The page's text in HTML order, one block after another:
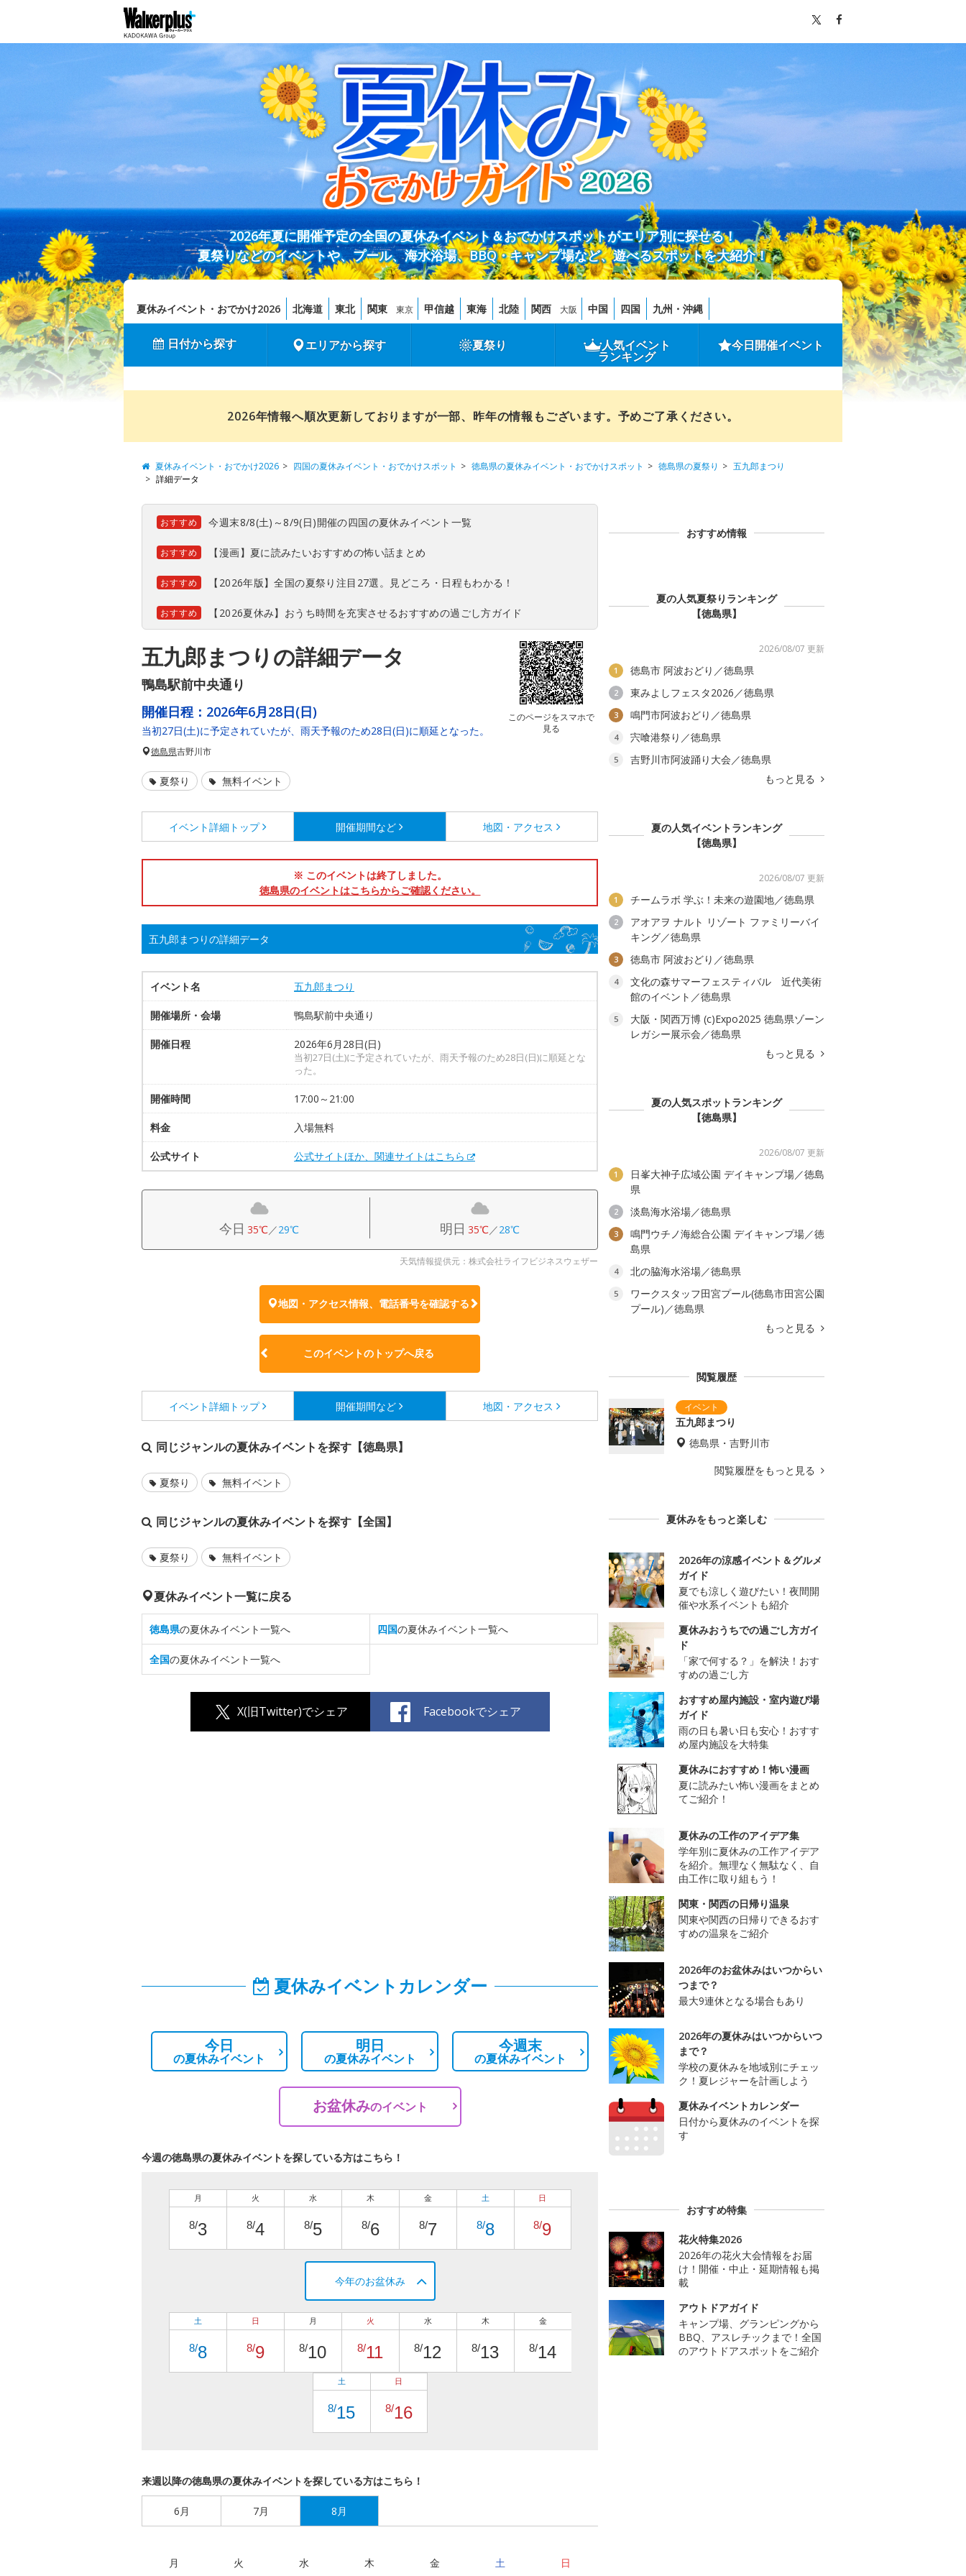
2026年夏に開催予定の全国の夏休みイベント＆おでかけスポットがエリア別に探せる！
夏祭りなどのイベントや、プール、海水浴場、BBQ・キャンプ場など、遊べるスポットを大紹介！
夏休みイベント・おでかけ2026 北海道 東北 関東 東京 甲信越 東海 北陸 関西 大阪 中国 四国 九州・沖縄
日付から探す エリアから探す 夏祭り 人気イベント
ランキング
今日開催イベント
2026年情報へ順次更新しておりますが一部、昨年の情報もございます。予めご了承ください。
夏休みイベント・おでかけ2026 四国の夏休みイベント・おでかけスポット 徳島県の夏休みイベント・おでかけスポット 徳島県の夏祭り
五九郎まつり
詳細データ
おすすめ 今週末8/8(土)～8/9(日)開催の四国の夏休みイベント一覧
おすすめ 【漫画】夏に読みたいおすすめの怖い話まとめ
おすすめ 【2026年版】全国の夏祭り注目27選。見どころ・日程もわかる！
おすすめ 【2026夏休み】おうち時間を充実させるおすすめの過ごし方ガイド
五九郎まつりの詳細データ
鴨島駅前中央通り
このページをスマホで
見る
開催日程： 2026年6月28日(日)
当初27日(土)に予定されていたが、雨天予報のため28日(日)に順延となった。
徳島県吉野川市
夏祭り 無料イベント
イベント詳細 トップ 開催期間など 地図・アクセス
※ このイベントは終了しました。
徳島県のイベントはこちらからご確認ください。
五九郎まつりの詳細データ
イベント名 五九郎まつり
開催場所・会場 鴨島駅前中央通り
開催日程 2026年6月28日(日)
当初27日(土)に予定されていたが、雨天予報のため28日(日)に順延とな
った。
開催時間 17:00～21:00
料金 入場無料
公式サイト 公式サイトほか、関連サイトはこちら
今日 35℃／29℃ 明日 35℃／28℃
天気情報提供元：株式会社ライフビジネスウェザー
地図・アクセス情報、電話番号を確認する
このイベントのトップへ戻る
イベント詳細 トップ 開催期間など 地図・アクセス
同じジャンルの夏休みイベントを探す【徳島県】
夏祭り 無料イベント
同じジャンルの夏休みイベントを探す【全国】
夏祭り 無料イベント
夏休みイベント一覧に戻る
徳島県の夏休みイベント一覧へ 四国の夏休みイベント一覧へ
全国の夏休みイベント一覧へ
X(旧Twitter)でシェア Facebookでシェア
夏休みイベントカレンダー
今日
の夏休みイベント
明日
の夏休みイベント
今週末
の夏休みイベント
お盆休みのイベント
今週の徳島県の夏休みイベントを探している方はこちら！
月
8/3
火
8/4
水
8/5
木
8/6
金
8/7
土
8/8
日
8/9
今年のお盆休み
土
8/8
日
8/9
月
8/10
火
8/11
水
8/12
木
8/13
金
8/14
土
8/15
日
8/16
来週以降の徳島県の夏休みイベントを探している方はこちら！
6月 7月 8月
月 火 水 木 金 土 日
おすすめ情報
夏の人気夏祭りランキング
【徳島県】
2026/08/07 更新
1 徳島市 阿波おどり／徳島県
2 東みよしフェスタ2026／徳島県
3 鳴門市阿波おどり／徳島県
4 宍喰港祭り／徳島県
5
吉野川市阿波踊り大会／徳島県
もっと見る
夏の人気イベントランキング
【徳島県】
2026/08/07 更新
1 チームラボ 学ぶ！未来の遊園地／徳島県
2
アオアヲ ナルト リゾート ファミリーバイ
キング／徳島県
3 徳島市 阿波おどり／徳島県
4
文化の森サマーフェスティバル 近代美術
館のイベント／徳島県
5
大阪・関西万博 (c)Expo2025 徳島県ゾーン
レガシー展示会／徳島県
もっと見る
夏の人気スポットランキング
【徳島県】
2026/08/07 更新
1
日峯大神子広域公園 デイキャンプ場／徳島
県
2 淡島海水浴場／徳島県
3
鳴門ウチノ海総合公園 デイキャンプ場／徳
島県
4 北の脇海水浴場／徳島県
5
ワークスタッフ田宮プール(徳島市田宮公園
プール)／徳島県
もっと見る
閲覧履歴
五九郎まつり
徳島県・吉野川市
閲覧履歴をもっと見る
夏休みをもっと楽しむ
2026年の涼感イベント＆グルメ
ガイド
夏でも涼しく遊びたい！夜間開
催や水系イベントも紹介
夏休みおうちでの過ごし方ガイ
ド
「家で何する？」を解決！おす
すめの過ごし方
おすすめ屋内施設・室内遊び場
ガイド
雨の日も暑い日も安心！おすす
め屋内施設を大特集
夏休みにおすすめ！怖い漫画
夏に読みたい怖い漫画をまとめ
てご紹介！
夏休みの工作のアイデア集
学年別に夏休みの工作アイデア
を紹介。無理なく無駄なく、自
由工作に取り組もう！
関東・関西の日帰り温泉
関東や関西の日帰りできるおす
すめの温泉をご紹介
2026年のお盆休みはいつからい
つまで？
最大9連休となる場合もあり
2026年の夏休みはいつからいつ
まで？
学校の夏休みを地域別にチェッ
ク！夏レジャーを計画しよう
夏休みイベントカレンダー
日付から夏休みのイベントを探
す
おすすめ特集
花火特集2026
2026年の花火大会情報をお届
け！開催・中止・延期情報も掲
載
アウトドアガイド
キャンプ場、グランピングから
BBQ、アスレチックまで！全国
のアウトドアスポットをご紹介